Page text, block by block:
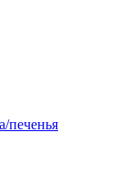
печенья